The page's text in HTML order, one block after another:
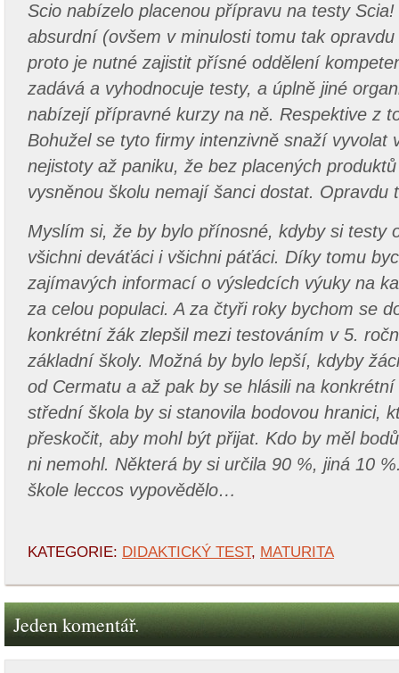
Scio nabízelo placenou přípravu na testy Scia!
absurdní (ovšem v minulosti tomu tak
proto je nutné zajistit přísné oddělení
zadává a vyhodnocuje testy, a úplně jiné
nabízejí přípravné kurzy na ně. Respektive z
Bohužel se tyto firmy intenzivně snaží vyvolat
nejistoty až paniku, že bez placených
vysněnou školu nemají šanci dostat.
Myslím si, že by bylo přínosné, kdyby si testy
všichni deváťáci i všichni páťáci. Díky tomu
zajímavých informací o výsledcích výuky na
za celou populaci. A za čtyři roky bychom se
konkrétní žák zlepšil mezi testováním v 5.
základní školy. Možná by bylo lepší, kdyby
od Cermatu a až pak by se hlásili na
střední škola by si stanovila bodovou hranici,
přeskočit, aby mohl být přijat. Kdo by měl
ni nemohl. Některá by si určila 90 %, jiná 10
škole leccos vypovědělo…
KATEGORIE: DIDAKTICKÝ TEST, MATURITA
Jeden komentář.